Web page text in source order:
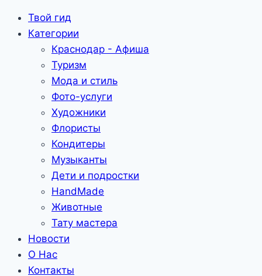
Твой гид
Категории
Краснодар - Афиша
Туризм
Мода и стиль
Фото-услуги
Художники
Флористы
Кондитеры
Музыканты
Дети и подростки
HandMade
Животные
Тату мастера
Новости
О Нас
Контакты